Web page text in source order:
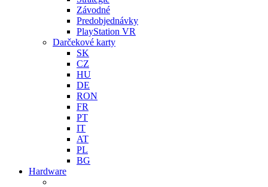
Závodné
Predobjednávky
PlayStation VR
Darčekové karty
SK
CZ
HU
DE
RON
FR
PT
IT
AT
PL
BG
Hardware